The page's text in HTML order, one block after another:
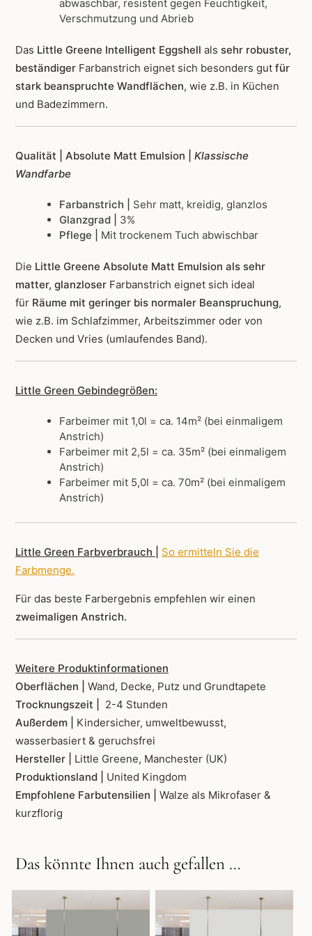
abwaschbar, resistent gegen Feuchtigkeit,
Verschmutzung und Abrieb
Das Little Greene Intelligent Eggshell als sehr robuster,
beständiger Farbanstrich eignet sich besonders gut für
stark beanspruchte Wandflächen, wie z.B. in Küchen
und Badezimmern.
Qualität | Absolute Matt Emulsion | Klassische
Wandfarbe
Farbanstrich | Sehr matt, kreidig, glanzlos
Glanzgrad | 3%
Pflege | Mit trockenem Tuch abwischbar
Die Little Greene Absolute Matt Emulsion als sehr
matter, glanzloser Farbanstrich eignet sich ideal
für Räume mit geringer bis normaler Beanspruchung,
wie z.B. im Schlafzimmer, Arbeitszimmer oder von
Decken und Vries (umlaufendes Band).
Little Green Gebindegrößen:
Farbeimer mit 1,0l = ca. 14m² (bei einmaligem
Anstrich)
Farbeimer mit 2,5l = ca. 35m² (bei einmaligem
Anstrich)
Farbeimer mit 5,0l = ca. 70m² (bei einmaligem
Anstrich)
Little Green Farbverbrauch |
So ermitteln Sie die
Farbmenge.
Für das beste Farbergebnis empfehlen wir einen
zweimaligen Anstrich.
Weitere Produktinformationen
Oberflächen | Wand, Decke, Putz und Grundtapete
Trocknungszeit |
2-4 Stunden
Außerdem | Kindersicher, umweltbewusst,
wasserbasiert & geruchsfrei
Hersteller | Little Greene, Manchester (UK)
Produktionsland | United Kingdom
Empfohlene Farbutensilien | Walze als Mikrofaser &
kurzflorig
Das könnte Ihnen auch gefallen …
Produkt
Produkt